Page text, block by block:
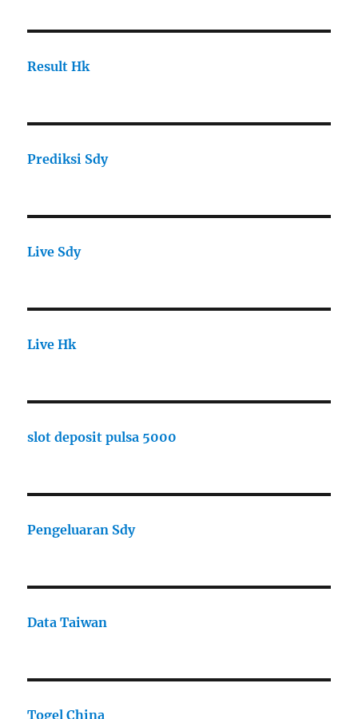
Result Hk
Prediksi Sdy
Live Sdy
Live Hk
slot deposit pulsa 5000
Pengeluaran Sdy
Data Taiwan
Togel China